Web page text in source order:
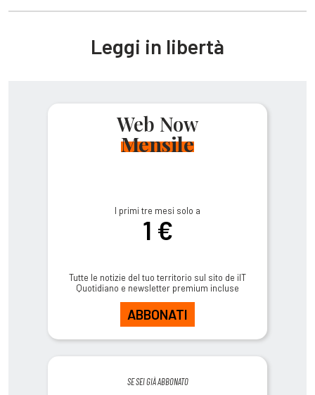
Leggi in libertà
Web Now
Mensile
I primi tre mesi solo a
1 €
Tutte le notizie del tuo territorio sul sito de ilT
Quotidiano e newsletter premium incluse
ABBONATI
SE SEI GIÀ ABBONATO